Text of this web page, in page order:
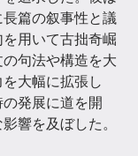
篇の叙事性と議
用いて古拙奇崛
句法や構造を大
大幅に拡張し
発展に道を開
響を及ぼした。